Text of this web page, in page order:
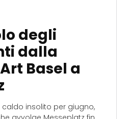
degli
dalla
Basel a
caldo insolito per giugno,